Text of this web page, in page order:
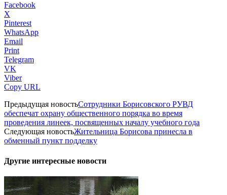
Facebook
X
Pinterest
WhatsApp
Email
Print
Telegram
VK
Viber
Copy URL
Предыдущая новостьСотрудники Борисовского РУВД
обеспечат охрану общественного порядка во время
проведения линеек, посвященных началу учебного года
Следующая новостьЖительница Борисова принесла в
обменный пункт подделку
Другие интересные новости